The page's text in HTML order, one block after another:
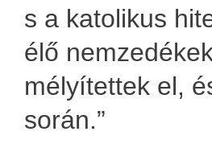
s a katolikus
élő
mélyítettek el,
során.”